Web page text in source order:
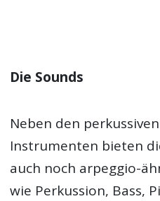
Die Sounds
Neben den
Instrumenten bieten
auch noch arpeggio-
wie Perkussion, Bass,